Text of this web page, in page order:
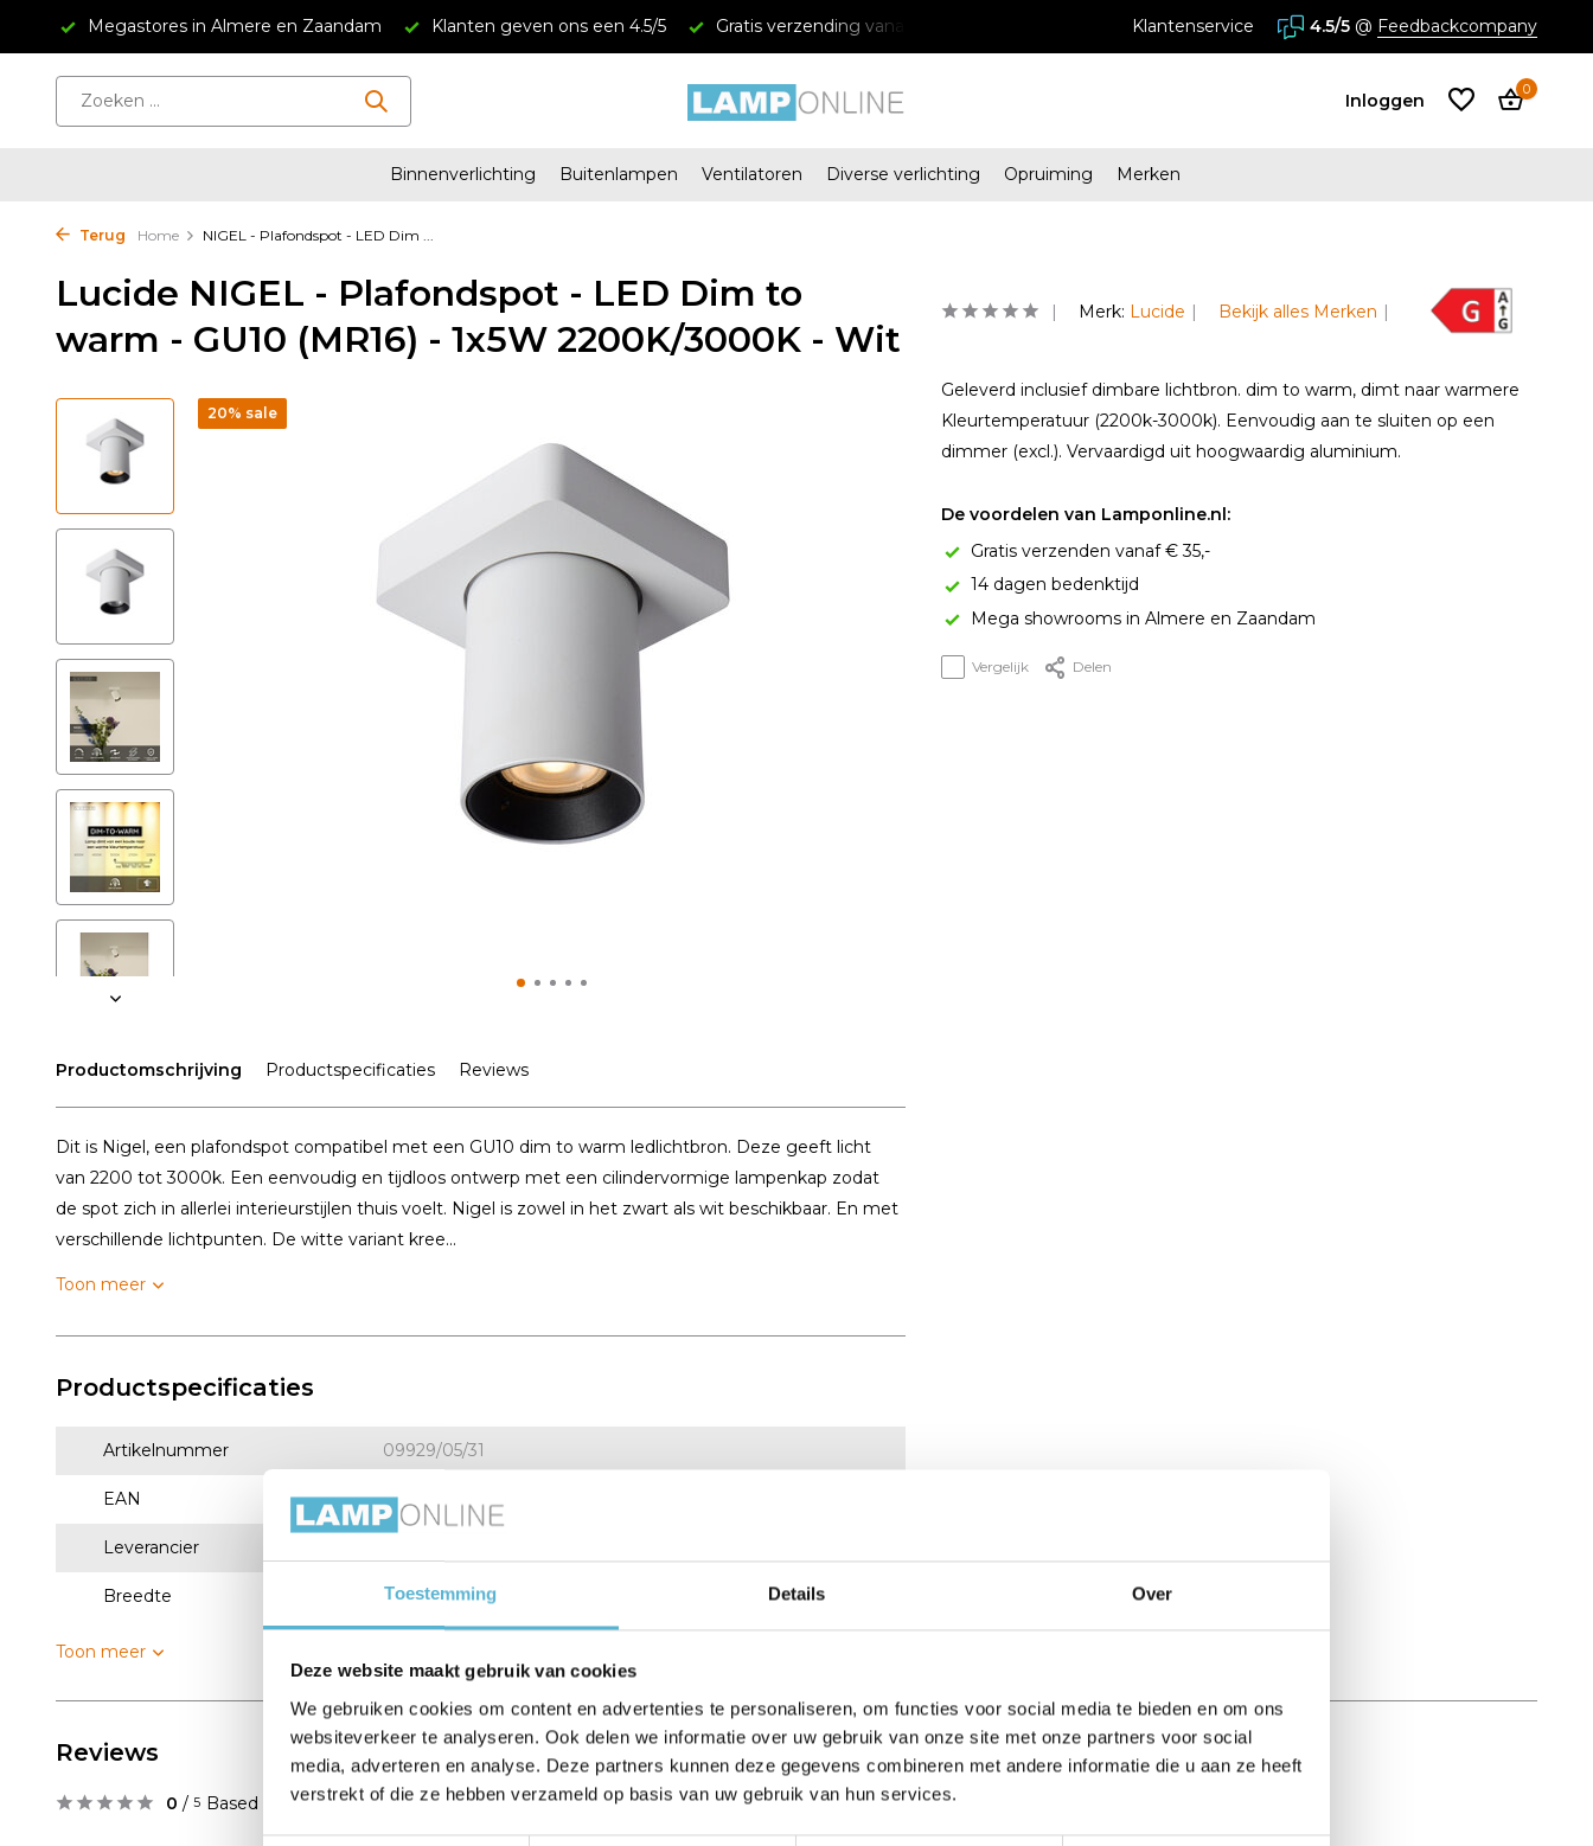
Toestemming Details Over
Deze website maakt gebruik van cookies
We gebruiken cookies om content en advertenties te personaliseren, om functies voor social media te bieden en om ons
websiteverkeer te analyseren. Ook delen we informatie over uw gebruik van onze site met onze partners voor social
media, adverteren en analyse. Deze partners kunnen deze gegevens combineren met andere informatie die u aan ze heeft
verstrekt of die ze hebben verzameld op basis van uw gebruik van hun services.
Megastores in Almere en Zaandam Klanten geven ons een 4.5/5 Gratis verzending vanaf € 34,95 Megastores in Almere en Zaandam
Klantenservice 4.5/5 @ Feedbackcompany
Inloggen
Account
aanmaken
0
Binnenverlichting Buitenlampen Ventilatoren Diverse verlichting Opruiming Merken
Terug Home NIGEL - Plafondspot - LED Dim ...
Lucide NIGEL - Plafondspot - LED Dim to
warm - GU10 (MR16) - 1x5W 2200K/3000K - Wit
20% sale
Productomschrijving Productspecificaties Reviews
Dit is Nigel, een plafondspot compatibel met een GU10 dim to warm ledlichtbron. Deze geeft licht
van 2200 tot 3000k. Een eenvoudig en tijdloos ontwerp met een cilindervormige lampenkap zodat
de spot zich in allerlei interieurstijlen thuis voelt. Nigel is zowel in het zwart als wit beschikbaar. En met
verschillende lichtpunten. De witte variant kree...
Toon meer
Productspecificaties
Artikelnummer 09929/05/31
EAN 5411212092540
Leverancier
Breedte 10
Toon meer
Merk: Lucide Bekijk alles Merken
Geleverd inclusief dimbare lichtbron. dim to warm, dimt naar warmere
Kleurtemperatuur (2200k-3000k). Eenvoudig aan te sluiten op een
dimmer (excl.). Vervaardigd uit hoogwaardig aluminium.
De voordelen van Lamponline.nl:
Gratis verzenden vanaf € 35,-
14 dagen bedenktijd
Mega showrooms in Almere en Zaandam
Vergelijk Delen
Reviews
0 / 5 Based on 0 reviews